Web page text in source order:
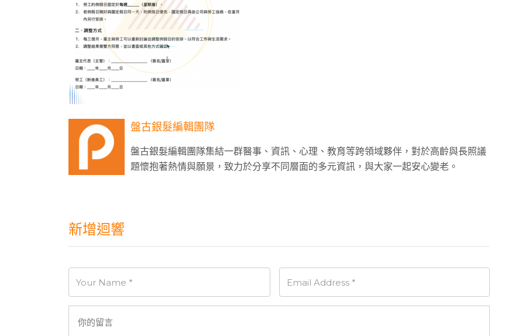
盤古銀髮編輯團隊
盤古銀髮編輯團隊集結一群醫事、資訊、心理、教育等跨領域夥伴，對於高齡與長照議
題懷抱著熱情與願景，致力於分享不同層面的多元資訊，與大家一起安心變老。
新增迴響